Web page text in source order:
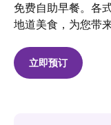
免费自助早餐。各
地道美食，为您带
立即预订